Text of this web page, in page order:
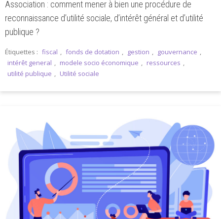
Association : comment mener à bien une procédure de
reconnaissance d’utilité sociale, d’intérêt général et d’utilité
publique ?
Étiquettes : fiscal , fonds de dotation , gestion , gouvernance ,
intérêt general , modele socio économique , ressources ,
utilité publique , Utilité sociale